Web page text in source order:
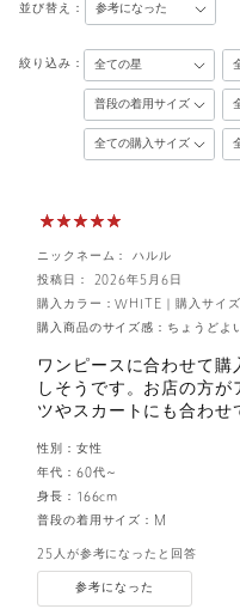
並び替え：
絞り込み：
ニックネーム： ハルル
投稿日： 2026年5月6日
購入サイ
購入カラー：WHITE
購入商品のサイズ感： ちょうどよ
ワンピースに合わせて
しそうです。お店の方
ツやスカートにも合わせ
性別： 女性
年代： 60代～
身長： 166cm
普段の着用サイズ： M
25人が参考になったと回答
参考になった